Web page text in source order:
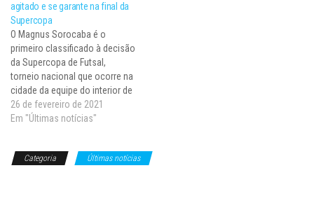
na última sexta-feira…
agitado e se garante na final da
Supercopa
O Magnus Sorocaba é o
primeiro classificado à decisão
da Supercopa de Futsal,
torneio nacional que ocorre na
cidade da equipe do interior de
São Paulo. Nesta sexta-feira
(26), o time paulista derrotou o
dois jogos no triangular,…
26 de fevereiro de 2021
Em "Últimas notícias"
Categoria Últimas notícias